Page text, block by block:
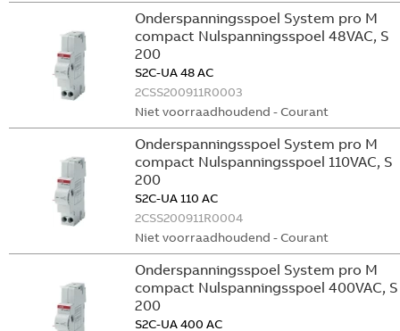
Onderspanningsspoel System pro M
compact Nulspanningsspoel 48VAC, S
200
S2C-UA 48 AC
2CSS200911R0003
Niet voorraadhoudend - Courant
Onderspanningsspoel System pro M
compact Nulspanningsspoel 110VAC, S
200
S2C-UA 110 AC
2CSS200911R0004
Niet voorraadhoudend - Courant
Onderspanningsspoel System pro M
compact Nulspanningsspoel 400VAC, S
200
S2C-UA 400 AC